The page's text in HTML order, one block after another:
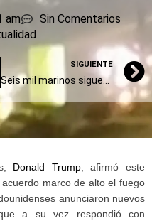
am
Sin Comentarios
SIGUIENTE
Seis mil marinos siguen bloqueados en el Golfo, según la agencia marítima de la ONU
Donald Trump, afirmó este
marco de alto el fuego
anunciaron nuevos
a su vez respondió con